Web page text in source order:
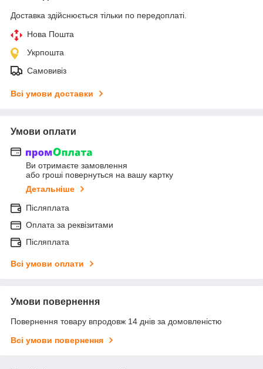
Доставка здійснюється тільки по передоплаті.
Нова Пошта
Укрпошта
Самовивіз
Всі умови доставки
Умови оплати
Ви отримаєте замовлення
або гроші повернуться на вашу картку
Детальніше
Післяплата
Оплата за реквізитами
Післяплата
Всі умови оплати
Умови повернення
Повернення товару впродовж 14 днів за домовленістю
Всі умови повернення